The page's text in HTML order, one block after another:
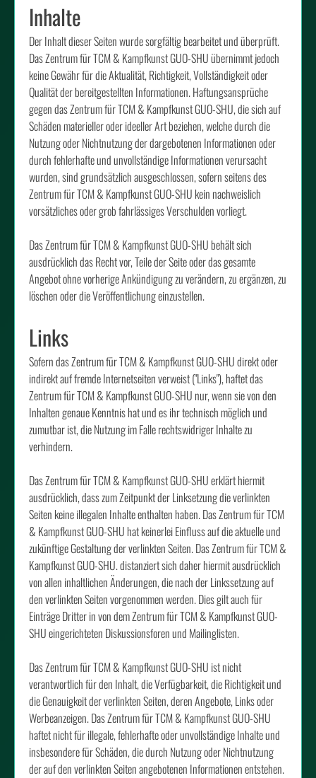
Inhalte
Der Inhalt dieser Seiten wurde sorgfältig bearbeitet und überprüft.
Das Zentrum für TCM & Kampfkunst GUO-SHU übernimmt jedoch
keine Gewähr für die Aktualität, Richtigkeit, Vollständigkeit oder
Qualität der bereitgestellten Informationen. Haftungsansprüche
gegen das Zentrum für TCM & Kampfkunst GUO-SHU, die sich auf
Schäden materieller oder ideeller Art beziehen, welche durch die
Nutzung oder Nichtnutzung der dargebotenen Informationen oder
durch fehlerhafte und unvollständige Informationen verursacht
wurden, sind grundsätzlich ausgeschlossen, sofern seitens des
Zentrum für TCM & Kampfkunst GUO-SHU kein nachweislich
vorsätzliches oder grob fahrlässiges Verschulden vorliegt.
Das Zentrum für TCM & Kampfkunst GUO-SHU behält sich
ausdrücklich das Recht vor, Teile der Seite oder das gesamte
Angebot ohne vorherige Ankündigung zu verändern, zu ergänzen, zu
löschen oder die Veröffentlichung einzustellen.
Links
Sofern das Zentrum für TCM & Kampfkunst GUO-SHU direkt oder
indirekt auf fremde Internetseiten verweist ("Links"), haftet das
Zentrum für TCM & Kampfkunst GUO-SHU nur, wenn sie von den
Inhalten genaue Kenntnis hat und es ihr technisch möglich und
zumutbar ist, die Nutzung im Falle rechtswidriger Inhalte zu
verhindern.
Das Zentrum für TCM & Kampfkunst GUO-SHU erklärt hiermit
ausdrücklich, dass zum Zeitpunkt der Linksetzung die verlinkten
Seiten keine illegalen Inhalte enthalten haben. Das Zentrum für TCM
& Kampfkunst GUO-SHU hat keinerlei Einfluss auf die aktuelle und
zukünftige Gestaltung der verlinkten Seiten. Das Zentrum für TCM &
Kampfkunst GUO-SHU. distanziert sich daher hiermit ausdrücklich
von allen inhaltlichen Änderungen, die nach der Linkssetzung auf
den verlinkten Seiten vorgenommen werden. Dies gilt auch für
Einträge Dritter in von dem Zentrum für TCM & Kampfkunst GUO-
SHU eingerichteten Diskussionsforen und Mailinglisten.
Das Zentrum für TCM & Kampfkunst GUO-SHU ist nicht
verantwortlich für den Inhalt, die Verfügbarkeit, die Richtigkeit und
die Genauigkeit der verlinkten Seiten, deren Angebote, Links oder
Werbeanzeigen. Das Zentrum für TCM & Kampfkunst GUO-SHU
haftet nicht für illegale, fehlerhafte oder unvollständige Inhalte und
insbesondere für Schäden, die durch Nutzung oder Nichtnutzung
der auf den verlinkten Seiten angebotenen Informationen entstehen.